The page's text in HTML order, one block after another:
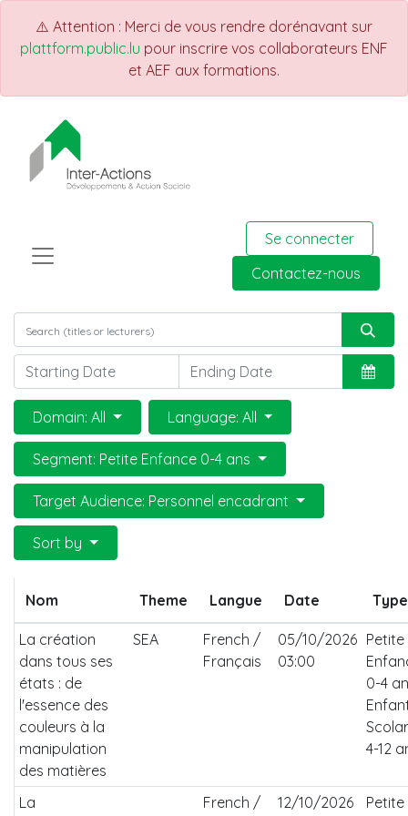
⚠️ Attention : Merci de vous rendre dorénavant sur
plattform.public.lu pour inscrire vos collaborateurs ENF
et AEF aux formations.
Se connecter
Contactez-nous
Domain: All Language: All
Segment: Petite Enfance 0-4 ans
Target Audience: Personnel encadrant
Sort by
Nom Theme Langue Date Type
La création
dans tous ses
états : de
l'essence des
couleurs à la
manipulation
des matières
SEA
French /
Français
05/10/2026
03:00
Petite
0-4
4-12
La
French /
12/10/2026
Petite